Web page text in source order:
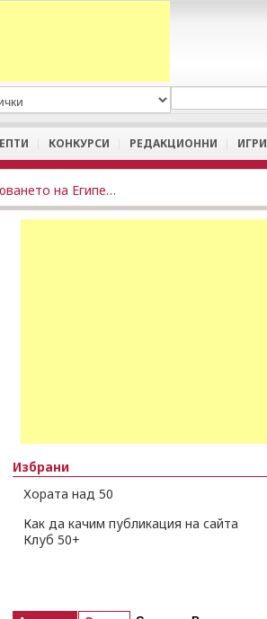
КОНКУРСИ РЕДАКЦИОННИ ИГРИ
Йерусалим е основан от древните българи при завоюването на Египет (част 1)
Избрани
Хората над 50
Как да качим публикация на сайта
Клуб 50+